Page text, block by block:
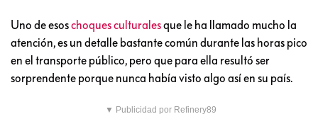
Uno de esoschoques culturalesque le ha llamado mucho la
atención, es un detalle bastante común durante las horas pico
en el transporte público, pero que para ella resultó ser
sorprendente porque nunca había visto algo así en su país.
▼ Publicidad por Refinery89